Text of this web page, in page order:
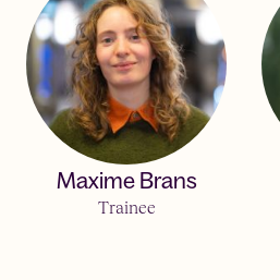
Maxime Brans
trainee